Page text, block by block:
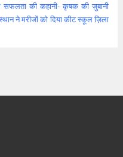
सफलता की कहानी- कृषक की जुबानी
ने मरीजों को दिया कीटस्कूलज़िला